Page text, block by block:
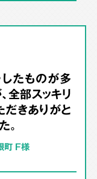
たものが多
全部スッキリ
きありがと
。
町 F様